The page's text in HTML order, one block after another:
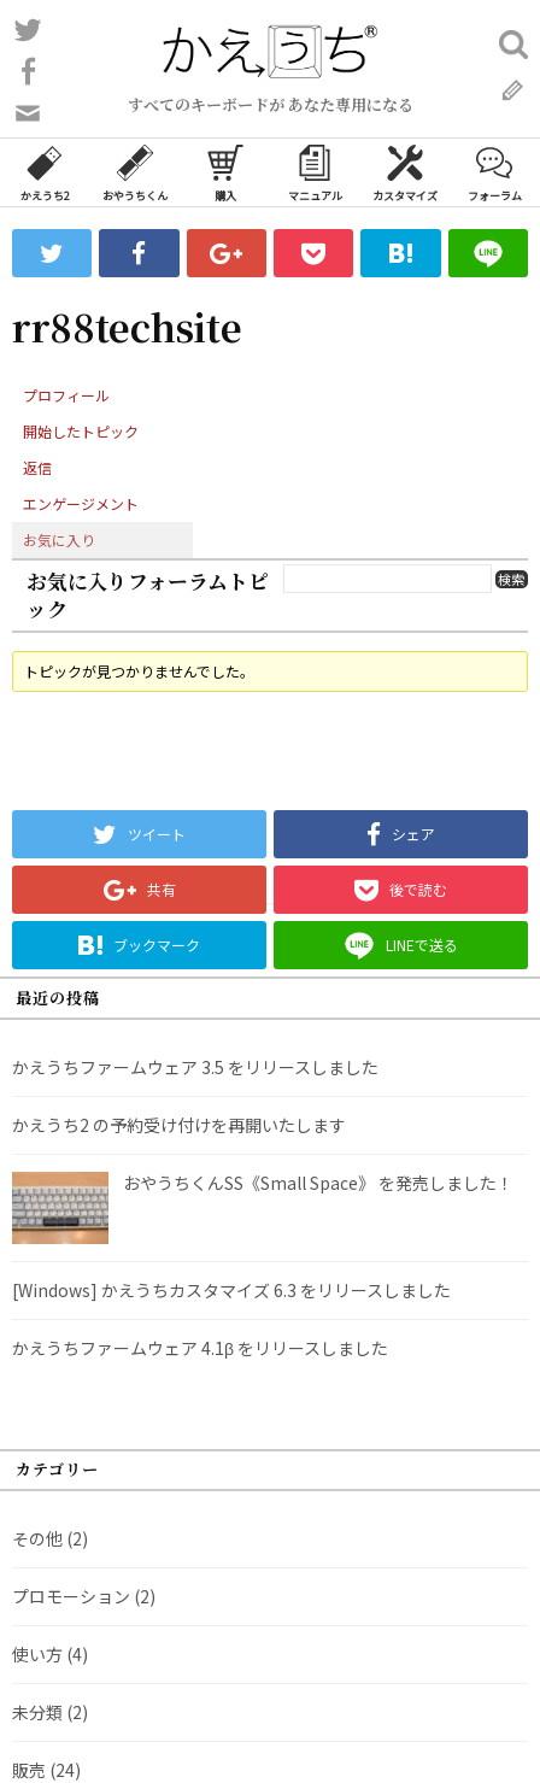
コ
ン
ン
ツ
ス
ッ
すべてのキーボードが あなた専用になる
い
合
わ
フ
ォ
ム
検
索:
かえうち2 おやうちくん 購入 マニュアル カスタマイズ フォーラム
rr88techsite
プロフィール
開始したトピック
返信
エンゲージメント
お気に入り
お気に入りフォーラムトピ
ック
トピックが見つかりませんでした。
ツイート シェア
共有 後で読む
ブックマーク LINEで送る
最近の投稿
かえうちファームウェア 3.5 をリリースしました
かえうち2 の予約受け付けを再開いたします
おやうちくんSS《Small Space》 を発売しました！
[Windows] かえうちカスタマイズ 6.3 をリリースしました
かえうちファームウェア 4.1β をリリースしました
カテゴリー
その他 (2)
プロモーション (2)
使い方 (4)
未分類 (2)
販売 (24)